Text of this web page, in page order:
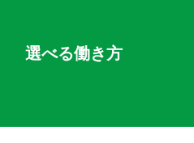
選べる働き方